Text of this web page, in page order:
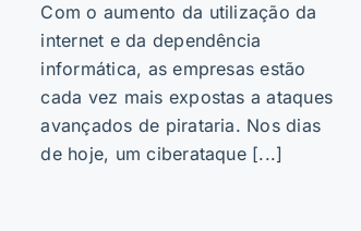
Com o aumento da utilização da
internet e da dependência
informática, as empresas estão
cada vez mais expostas a ataques
avançados de pirataria. Nos dias
de hoje, um ciberataque [...]